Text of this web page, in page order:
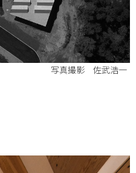
写真撮影 佐武浩一